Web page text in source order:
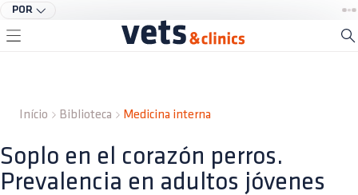
POR
Início Biblioteca Medicina interna
Soplo en el corazón perros.
Prevalencia en adultos jóvenes